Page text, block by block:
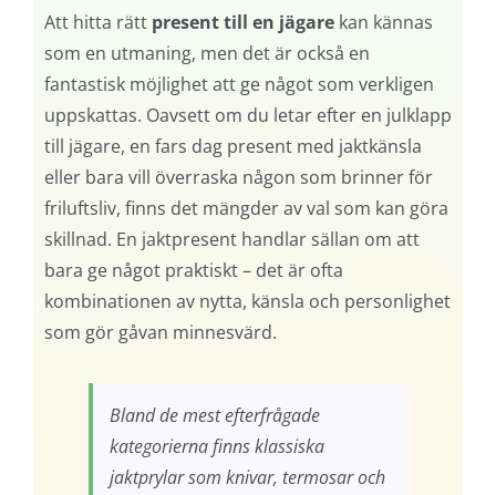
Att hitta rätt present till en jägarekan kännas
som en utmaning, men det är också en
fantastisk möjlighet att ge något som verkligen
uppskattas. Oavsett om du letar efter en julklapp
till jägare, en fars dag present med jaktkänsla
eller bara vill överraska någon som brinner för
friluftsliv, finns det mängder av val som kan göra
skillnad. En jaktpresent handlar sällan om att
bara ge något praktiskt – det är ofta
kombinationen av nytta, känsla och personlighet
som gör gåvan minnesvärd.
Bland de mest efterfrågade
kategorierna finns klassiska
jaktprylar som knivar, termosar och